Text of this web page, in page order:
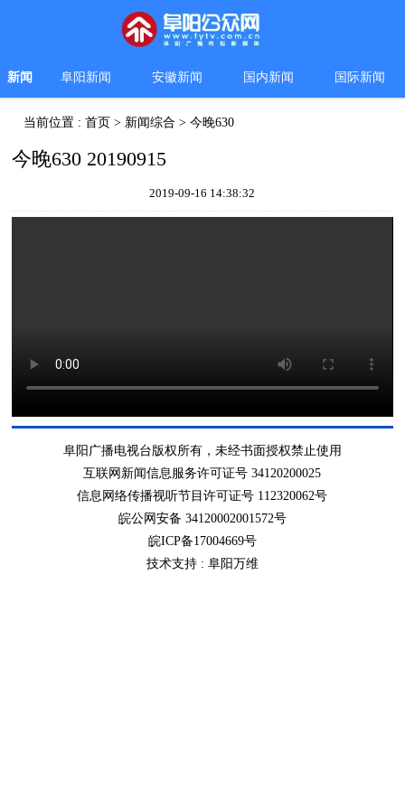
新闻 阜阳新闻 安徽新闻 国内新闻 国际新闻
当前位置 :首页 > 新闻综合 >今晚630
今晚630 20190915
2019-09-16 14:38:32
阜阳广播电视台版权所有，未经书面授权禁止使用
互联网新闻信息服务许可证号 34120200025
信息网络传播视听节目许可证号 112320062号
皖公网安备 34120002001572号
皖ICP备17004669号
技术支持 : 阜阳万维